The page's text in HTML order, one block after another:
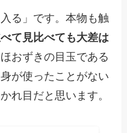
る」です。本物も触
て見比べても大差は
おずきの目玉である
が使ったことがない
れ目だと思います。